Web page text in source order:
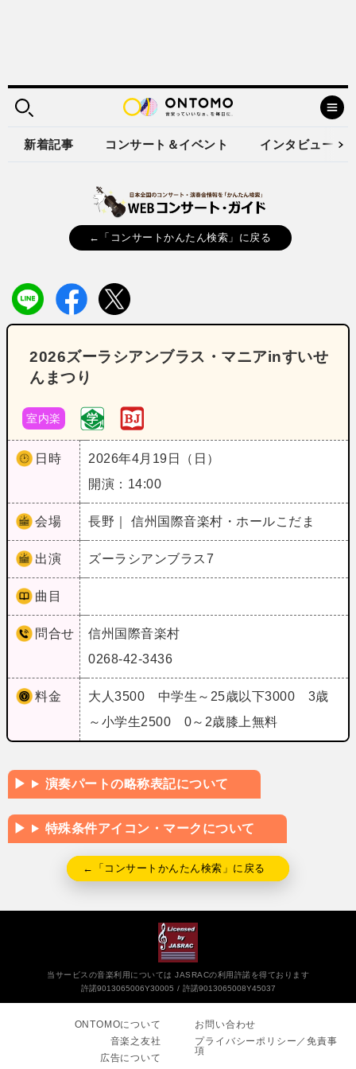
新着記事 コンサート＆イベント インタビュー
←「コンサートかんたん検索」に戻る
2026ズーラシアンブラス・マニアinすいせ
んまつり
室内楽
日時
2026年4月19日（日）
開演：14:00
会場 長野｜ 信州国際音楽村・ホールこだま
出演 ズーラシアンブラス7
曲目
問合せ
信州国際音楽村
0268-42-3436
料金
大人3500 中学生～25歳以下3000 3歳
～小学生2500 0～2歳膝上無料
演奏パートの略称表記について
特殊条件アイコン・マークについて
←「コンサートかんたん検索」に戻る
当サービスの音楽利用については JASRACの利用許諾を得ております
許諾9013065006Y30005
許諾9013065008Y45037
ONTOMOについて
音楽之友社
広告について
お問い合わせ
プライバシーポリシー／免責事
項